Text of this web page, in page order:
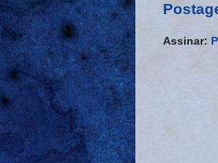
Assinar: